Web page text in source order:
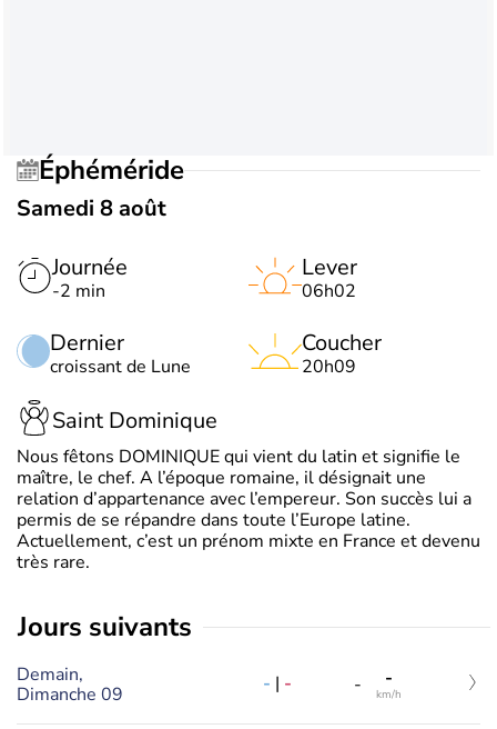
Éphéméride
Samedi 8 août
Journée
-2 min
Dernier
croissant de Lune
Lever
06h02
Coucher
20h09
Saint Dominique
Nous fêtons DOMINIQUE qui vient du latin et signifie le
maître, le chef. A l’époque romaine, il désignait une
relation d’appartenance avec l’empereur. Son succès lui a
permis de se répandre dans toute l’Europe latine.
Actuellement, c’est un prénom mixte en France et devenu
très rare.
jours suivants
Demain,
Dimanche 09
- | - - -
km/h